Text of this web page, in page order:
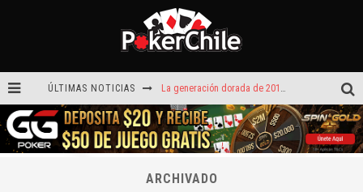
ÚLTIMAS NOTICIAS La generación dorada de 2011: el año en que Chile conquistó el póker internacional
¡Sábado de ases! Punta Arenas y Valdivia repartieron más de $3,8 millones
ROAD TO CLSOP Puerto Plata, satélite a Main Event.
ARCHIVADO